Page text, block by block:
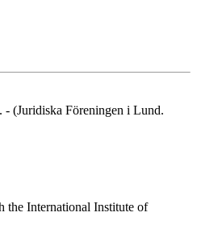
- (Juridiska Föreningen i Lund.
the International Institute of